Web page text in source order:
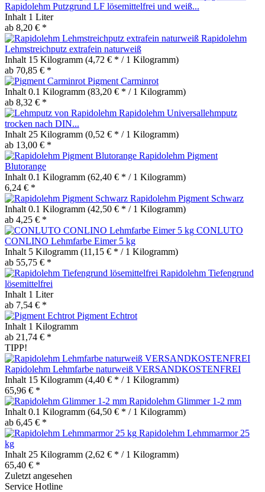
Rapidolehm Putzgrund LF lösemittelfrei und weiß...
Inhalt 1 Liter
ab 8,20 € *
Rapidolehm
Lehmstreichputz extrafein naturweiß
Inhalt 15 Kilogramm (4,72 € * / 1 Kilogramm)
ab 70,85 € *
Pigment Carminrot
Inhalt 0.1 Kilogramm (83,20 € * / 1 Kilogramm)
ab 8,32 € *
Rapidolehm Universallehmputz
trocken nach DIN...
Inhalt 25 Kilogramm (0,52 € * / 1 Kilogramm)
ab 13,00 € *
Rapidolehm Pigment
Blutorange
Inhalt 0.1 Kilogramm (62,40 € * / 1 Kilogramm)
6,24 € *
Rapidolehm Pigment Schwarz
Inhalt 0.1 Kilogramm (42,50 € * / 1 Kilogramm)
ab 4,25 € *
CONLUTO
CONLINO Lehmfarbe Eimer 5 kg
Inhalt 5 Kilogramm (11,15 € * / 1 Kilogramm)
ab 55,75 € *
Rapidolehm Tiefengrund
lösemittelfrei
Inhalt 1 Liter
ab 7,54 € *
Pigment Echtrot
Inhalt 1 Kilogramm
ab 21,74 € *
TIPP!
Rapidolehm Lehmfarbe naturweiß VERSANDKOSTENFREI
Inhalt 15 Kilogramm (4,40 € * / 1 Kilogramm)
65,96 € *
Rapidolehm Glimmer 1-2 mm
Inhalt 0.1 Kilogramm (64,50 € * / 1 Kilogramm)
ab 6,45 € *
Rapidolehm Lehmmarmor 25
kg
Inhalt 25 Kilogramm (2,62 € * / 1 Kilogramm)
65,40 € *
Zuletzt angesehen
Service Hotline